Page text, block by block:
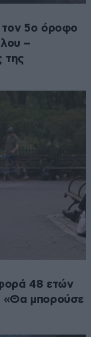
τον 5ο όροφο
–
της
48 ετών
«Θα μπορούσε